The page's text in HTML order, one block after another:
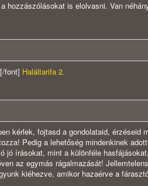
hozzászólásokat is elolvasni. Van
[/font] Haláltarifa 2.
kérlek, fojtasd a gondolataid,
Pedig a lehetőség mindenkinek
jó írásokat, mint a különféle
az egymás rágalmazását!
kiéhezve, amikor hazaérve a